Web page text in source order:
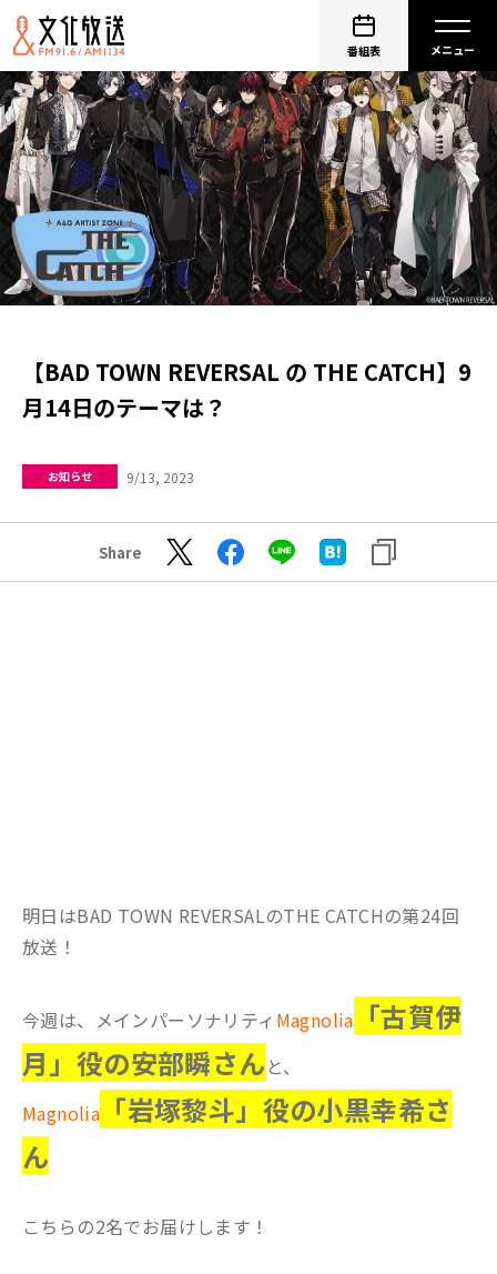
番組表
【BAD TOWN REVERSAL の THE CATCH】9
月14日のテーマは？
お知らせ 9/13, 2023
Share
明日はBAD TOWN REVERSALのTHE CATCHの第24回
放送！
今週は、メインパーソナリティ Magnolia
「古賀伊
月」役の安部瞬さん と、
Magnolia
「岩塚黎斗」役の小黒幸希さ
ん
こちらの2名でお届けします！